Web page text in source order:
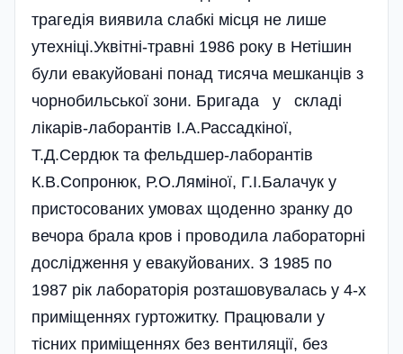
трагедія виявила слабкі місця не лише
утехніці.Уквітні-травні 1986 року в Нетішин
були евакуйовані понад тисяча мешканців з
чорнобильської зони. Бригада у складі
лікарів-лаборантів І.А.Рассадкіної,
Т.Д.Сердюк та фельдшер-лаборантів
К.В.Сопронюк, Р.О.Ляміної, Г.І.Балачук у
пристосованих умовах щоденно зранку до
вечора брала кров і проводила лабораторні
дослідження у евакуйованих. З 1985 по
1987 рік лабораторія розташовувалась у 4-х
приміщеннях гуртожитку. Працювали у
тісних приміщеннях без вентиляції, без